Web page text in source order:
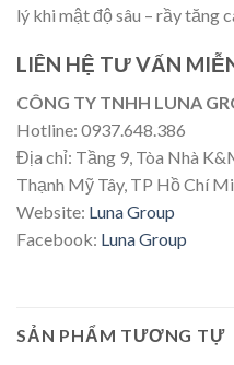
lý khi mật độ sâu – rầy tăng
LIÊN HỆ TƯ VẤN
CÔNG TY TNHH LUNA
Hotline: 0937.648.386
Địa chỉ: Tầng 9, Tòa Nhà
Thạnh Mỹ Tây, TP Hồ Chí
Website: Luna Group
Facebook: Luna Group
SẢN PHẨM TƯƠNG TỰ